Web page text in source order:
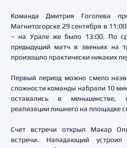
Команда Дмитрия Гоголева
Магнитогорске 29 сентября в
– на Урале же было 13:00. По
предыдущий матч в звеньях на
произошло практически никаких
Первый период можно смело
сложности команды набрали 10
оставались в меньшинстве,
реализации лишнего на площадке
Счет встречи открыл Макар
встречи. Нападающий